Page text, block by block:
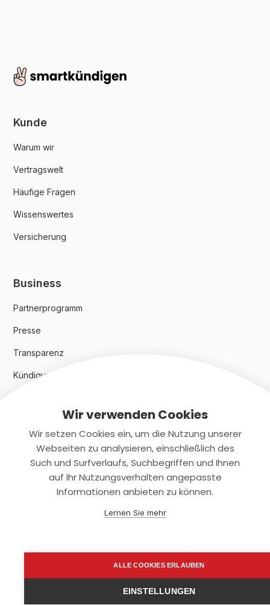
Kunde
Warum wir
Vertragswelt
Häufige Fragen
Wissenswertes
Versicherung
Business
Partnerprogramm
Presse
Transparenz
Kündigungsindex 2024
Rechtliches
Datenschutz
support@smartkuendigen.de
Wir verwenden Cookies
Wir setzen Cookies ein, um die Nutzung unserer
Webseiten zu analysieren, einschließlich des
Such und Surfverlaufs, Suchbegriffen und Ihnen
auf Ihr Nutzungsverhalten angepasste
Informationen anbieten zu können.
Lernen Sie mehr
ALLE COOKIES ERLAUBEN
EINSTELLUNGEN